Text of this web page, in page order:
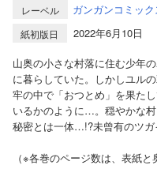
レーベル ガンガンコミック
紙初版日
2022年6月10日
山奥の小さな村落に住む少年
に暮らしていた。しかしユル
牢の中で「おつとめ」を果た
いるかのように…。穏やかな
秘密とは一体…!?未曾有のツ
（※各巻のページ数は、表紙